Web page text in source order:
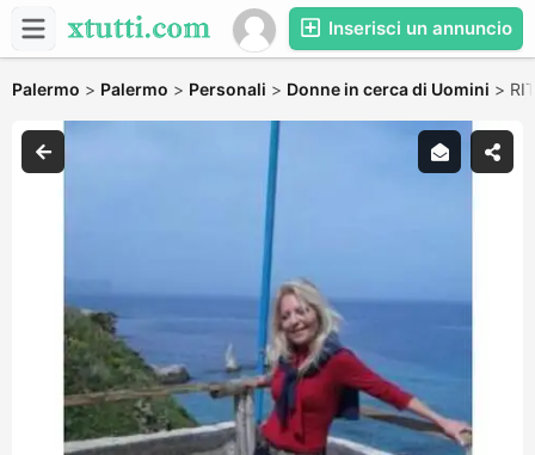
Inserisci un annuncio
Palermo > Palermo > Personali > Donne in cerca di Uomini >